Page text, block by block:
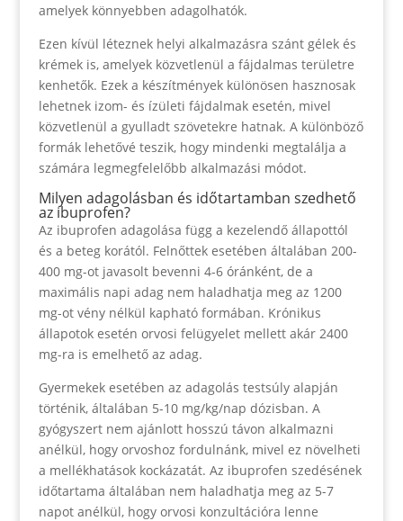
amelyek könnyebben adagolhatók.
Ezen kívül léteznek helyi alkalmazásra szánt gélek és
krémek is, amelyek közvetlenül a fájdalmas területre
kenhetők. Ezek a készítmények különösen hasznosak
lehetnek izom- és ízületi fájdalmak esetén, mivel
közvetlenül a gyulladt szövetekre hatnak. A különböző
formák lehetővé teszik, hogy mindenki megtalálja a
számára legmegfelelőbb alkalmazási módot.
Milyen adagolásban és időtartamban szedhető
az ibuprofen?
Az ibuprofen adagolása függ a kezelendő állapottól
és a beteg korától. Felnőttek esetében általában 200-
400 mg-ot javasolt bevenni 4-6 óránként, de a
maximális napi adag nem haladhatja meg az 1200
mg-ot vény nélkül kapható formában. Krónikus
állapotok esetén orvosi felügyelet mellett akár 2400
mg-ra is emelhető az adag.
Gyermekek esetében az adagolás testsúly alapján
történik, általában 5-10 mg/kg/nap dózisban. A
gyógyszert nem ajánlott hosszú távon alkalmazni
anélkül, hogy orvoshoz fordulnánk, mivel ez növelheti
a mellékhatások kockázatát. Az ibuprofen szedésének
időtartama általában nem haladhatja meg az 5-7
napot anélkül, hogy orvosi konzultációra lenne